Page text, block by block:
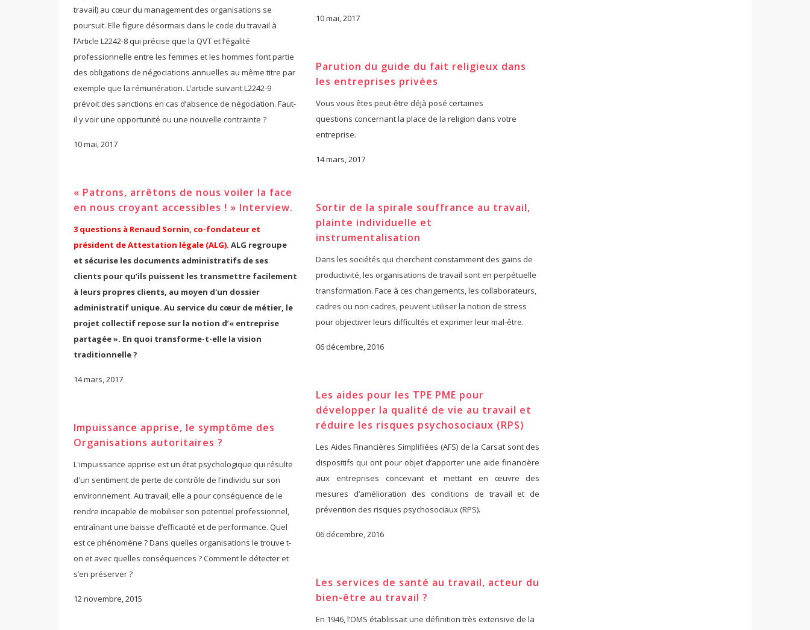
10 mai, 2017
travail) au cœur du management des organisations se
poursuit. Elle figure désormais dans le code du travail à
l’Article L2242-8 qui précise que la QVT et l’égalité
professionnelle entre les femmes et les hommes font partie
des obligations de négociations annuelles au même titre par
exemple que la rémunération. L’article suivant L2242-9
prévoit des sanctions en cas d’absence de négociation. Faut-
il y voir une opportunité ou une nouvelle contrainte ?
10 mai, 2017
Parution du guide du fait religieux dans
les entreprises privées
Vous vous êtes peut-être déjà posé certaines
questions concernant la place de la religion dans votre
entreprise.
14 mars, 2017
« Patrons, arrêtons de nous voiler la face
en nous croyant accessibles ! » Interview.
3 questions à Renaud Sornin, co-fondateur et
président de Attestation légale (ALG). ALG regroupe
et sécurise les documents administratifs de ses
clients pour qu’ils puissent les transmettre facilement
à leurs propres clients, au moyen d'un dossier
administratif unique. Au service du cœur de métier, le
projet collectif repose sur la notion d’« entreprise
partagée ». En quoi transforme-t-elle la vision
traditionnelle ?
14 mars, 2017
Sortir de la spirale souffrance au travail,
plainte individuelle et
instrumentalisation
Dans les sociétés qui cherchent constamment des gains de
productivité, les organisations de travail sont en perpétuelle
transformation. Face à ces changements, les collaborateurs,
cadres ou non cadres, peuvent utiliser la notion de stress
pour objectiver leurs difficultés et exprimer leur mal-être.
06 décembre, 2016
Les aides pour les TPE PME pour
développer la qualité de vie au travail et
réduire les risques psychosociaux (RPS)
Les Aides Financières Simplifiées (AFS) de la Carsat sont des
dispositifs qui ont pour objet d’apporter une aide financière
aux entreprises concevant et mettant en œuvre des
mesures d’amélioration des conditions de travail et de
prévention des risques psychosociaux (RPS).
06 décembre, 2016
Impuissance apprise, le symptôme des
Organisations autoritaires ?
L'impuissance apprise est un état psychologique qui résulte
d'un sentiment de perte de contrôle de l'individu sur son
environnement. Au travail, elle a pour conséquence de le
rendre incapable de mobiliser son potentiel professionnel,
entraînant une baisse d’efficacité et de performance. Quel
est ce phénomène ? Dans quelles organisations le trouve t-
on et avec quelles conséquences ? Comment le détecter et
s’en préserver ?
12 novembre, 2015
Les services de santé au travail, acteur du
bien-être au travail ?
En 1946, l’OMS établissait une définition très extensive de la